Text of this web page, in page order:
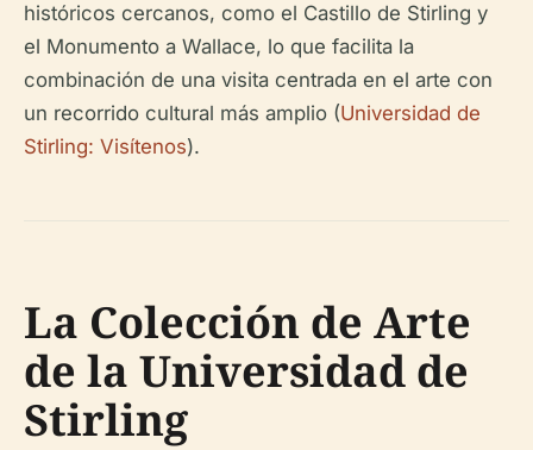
históricos cercanos, como el Castillo de Stirling y
el Monumento a Wallace, lo que facilita la
combinación de una visita centrada en el arte con
un recorrido cultural más amplio (Universidad de
Stirling: Visítenos).
La Colección de Arte
de la Universidad de
Stirling